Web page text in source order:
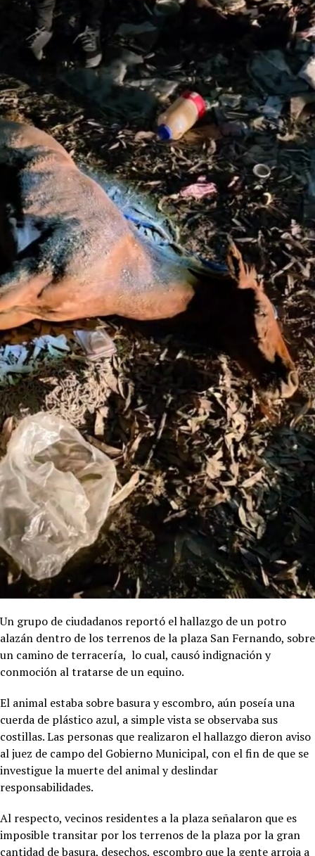
Un grupo de ciudadanos reportó el hallazgo de un potro
alazán dentro de los terrenos de la plaza San Fernando, sobre
un camino de terracería, lo cual, causó indignación y
conmoción al tratarse de un equino.
El animal estaba sobre basura y escombro, aún poseía una
cuerda de plástico azul, a simple vista se observaba sus
costillas. Las personas que realizaron el hallazgo dieron aviso
al juez de campo del Gobierno Municipal, con el fin de que se
investigue la muerte del animal y deslindar
responsabilidades.
Al respecto, vecinos residentes a la plaza señalaron que es
imposible transitar por los terrenos de la plaza por la gran
cantidad de basura, desechos, escombro que la gente arroja a